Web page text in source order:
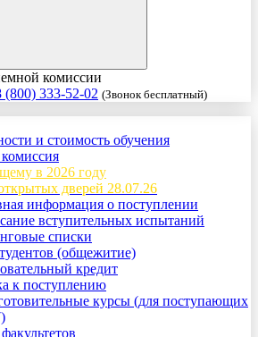
комиссии
(800) 333-52-02 (Звонок бесплатный)
и стоимость обучения
в 2026 году
дверей 28.07.26
информация о поступлении
вступительных испытаний
списки
(общежитие)
кредит
к поступлению
курсы (для поступающих